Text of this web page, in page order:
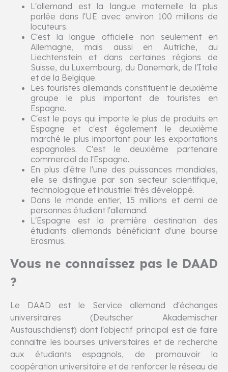
L'allemand est la langue maternelle la plus
parlée dans l'UE avec environ 100 millions de
locuteurs.
C'est la langue officielle non seulement en
Allemagne, mais aussi en Autriche, au
Liechtenstein et dans certaines régions de
Suisse, du Luxembourg, du Danemark, de l'Italie
et de la Belgique.
Les touristes allemands constituent le deuxième
groupe le plus important de touristes en
Espagne.
C'est le pays qui importe le plus de produits en
Espagne et c'est également le deuxième
marché le plus important pour les exportations
espagnoles. C'est le deuxième partenaire
commercial de l'Espagne.
En plus d'être l'une des puissances mondiales,
elle se distingue par son secteur scientifique,
technologique et industriel très développé.
Dans le monde entier, 15 millions et demi de
personnes étudient l'allemand.
L'Espagne est la première destination des
étudiants allemands bénéficiant d'une bourse
Erasmus.
Vous ne connaissez pas le DAAD
?
Le DAAD est le Service allemand d'échanges
universitaires (Deutscher Akademischer
Austauschdienst) dont l'objectif principal est de faire
connaître les bourses universitaires et de recherche
aux étudiants espagnols, de promouvoir la
coopération universitaire et de renforcer le réseau de